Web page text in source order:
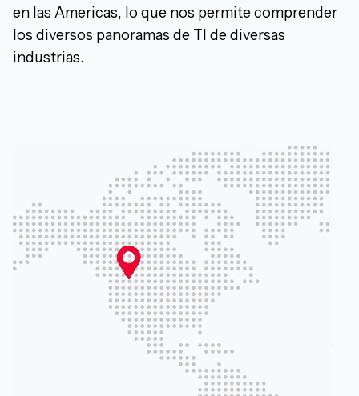
en las Americas, lo que nos permite comprender
los diversos panoramas de TI de diversas
industrias.